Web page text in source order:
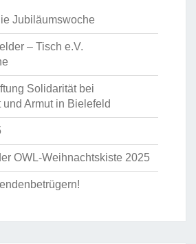
Jubiläumswoche
– Tisch e.V.
Solidarität bei
Armut in Bielefeld
OWL-Weihnachtskiste 2025